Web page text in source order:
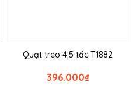
Quạt treo 4.5 tấc T1882
₫
396.000